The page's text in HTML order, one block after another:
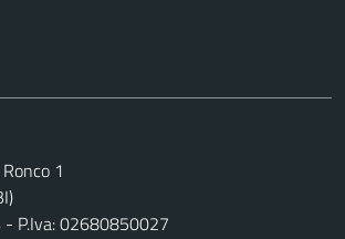
1
P.Iva: 02680850027